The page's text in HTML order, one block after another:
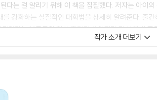
다는 걸 알리기 위해 이 책을 집필했다. 저자는 아이
강화하는 실질적인 대화법을 상세히 알려준다. 출
었다는 부모들의 현실 후기가 쏟아지며 다시 한번
자존감과 주도성, 자기조절력 등 인생의 모든 것이 안
작가 소개 더보기